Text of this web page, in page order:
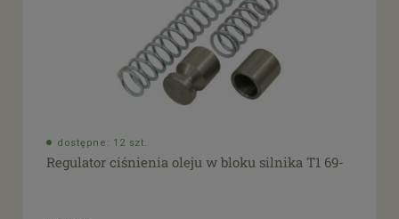
dostępne: 12 szt.
Regulator ciśnienia oleju w bloku silnika T1 69-